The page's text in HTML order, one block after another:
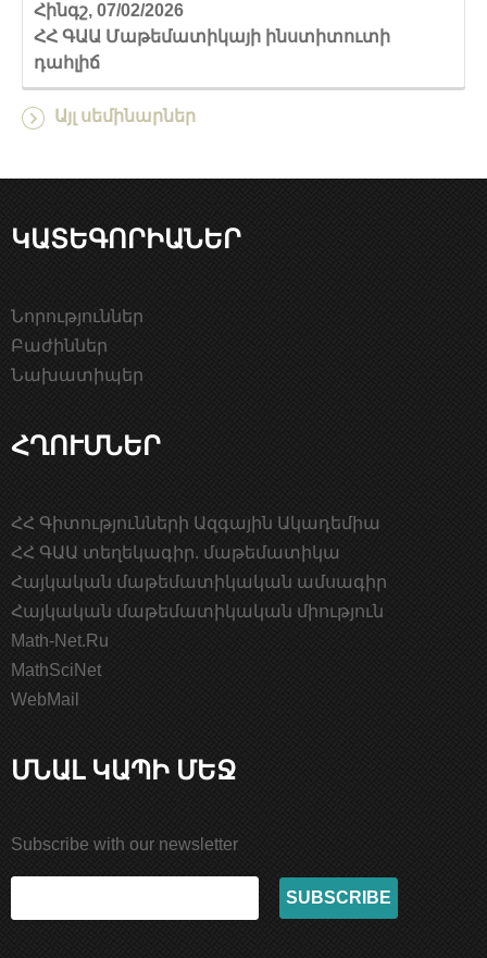
Հինգշ, 07/02/2026
ՀՀ ԳԱԱ Մաթեմատիկայի ինստիտուտի
դահլիճ
Այլ սեմինարներ
ԿԱՏԵԳՈՐԻԱՆԵՐ
Նորություններ
Բաժիններ
Նախատիպեր
ՀՂՈՒՄՆԵՐ
ՀՀ Գիտությունների Ազգային Ակադեմիա
ՀՀ ԳԱԱ տեղեկագիր. մաթեմատիկա
Հայկական մաթեմատիկական ամսագիր
Հայկական մաթեմատիկական միություն
Math-Net.Ru
MathSciNet
WebMail
ՄՆԱԼ ԿԱՊԻ ՄԵՋ
Subscribe with our newsletter